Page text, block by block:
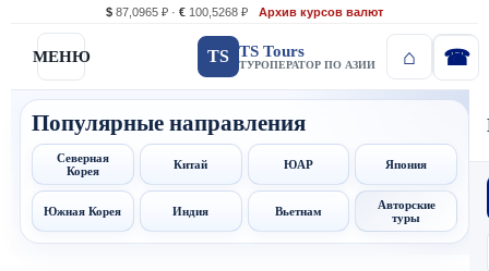
$ 87,0965 ₽ · € 100,5268 ₽ Архив курсов валют
МЕНЮ TS TS Tours
ТУРОПЕРАТОР ПО АЗИИ
Популярные направления
Северная
Корея
Китай ЮАР Япония
Южная Корея Индия Вьетнам
Авторские
туры